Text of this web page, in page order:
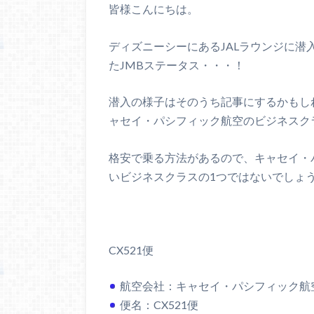
皆様こんにちは。
ディズニーシーにあるJALラウンジに潜
たJMBステータス・・・！
潜入の様子はそのうち記事にするかも
ャセイ・パシフィック航空のビジネス
格安で乗る方法があるので、キャセイ
いビジネスクラスの1つではないでしょ
CX521便
航空会社：キャセイ・パシフィック航
便名：CX521便